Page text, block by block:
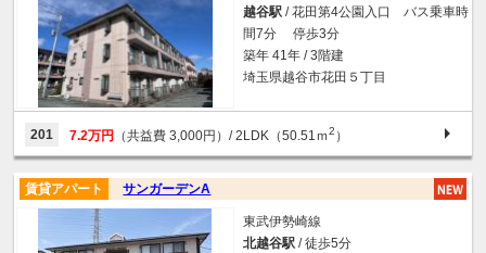
越谷駅 / 花田第4公園入口 バス乗車時
間7分 停歩3分
築年 41年 / 3階建
埼玉県越谷市花田５丁目
201 7.2万円 （共益費 3,000円）/ 2LDK（50.51ｍ2 ）
サンガーデンA
賃貸アパート
東武伊勢崎線
北越谷駅 / 徒歩5分